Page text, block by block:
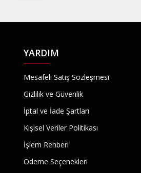
YARDIM
Mesafeli Satış Sözleşmesi
Gizlilik ve Güvenlik
İptal ve İade Şartları
Kişisel Veriler Politikası
İşlem Rehberi
Ödeme Seçenekleri